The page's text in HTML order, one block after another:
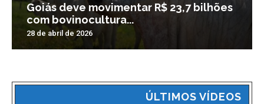
Goiás deve movimentar R$ 23,7 bilhões
com bovinocultura...
28 de abril de 2026
ÚLTIMOS VÍDEOS